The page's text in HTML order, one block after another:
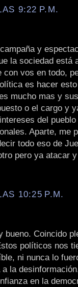
9:22 P.M.
y
la sociedad está
con vos en todo,
es hacer
mucho mas y
o el cargo y
del
Aparte, me
todo eso de
pero ya atacar
10:25 P.M.
bueno. Coincido
políticos nos
ni nunca lo
la
en la